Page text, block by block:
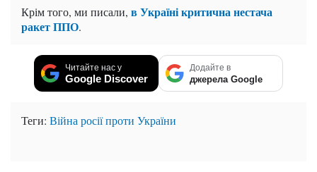
Крім того, ми писали, в Україні критична нестача
ракет ППО.
Читайте нас у
Google Discover
Додайте в
джерела Google
Теги: Війна росії проти України